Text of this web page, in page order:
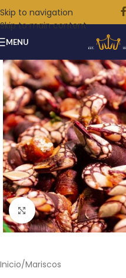
Skip to navigation
Skip to main content
MENU
Ampliar
Inicio/Mariscos